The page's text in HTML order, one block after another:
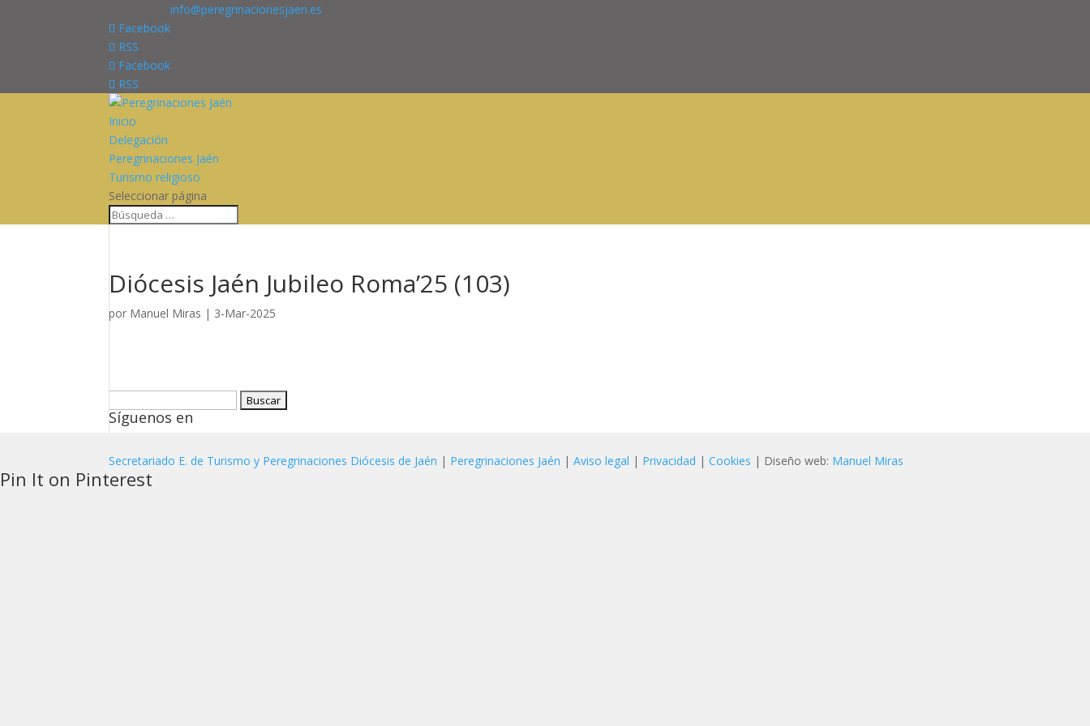
info@peregrinacionesjaen.es
Facebook
RSS
Facebook
RSS
Inicio
Delegación
Peregrinaciones Jaén
Turismo religioso
Seleccionar página
Diócesis Jaén Jubileo Roma’25 (103)
por Manuel Miras | 3-Mar-2025
Síguenos en
Secretariado E. de Turismo y Peregrinaciones Diócesis de Jaén | Peregrinaciones Jaén |Aviso legal | Privacidad |Cookies | Diseño web: Manuel Miras
Pin It on Pinterest